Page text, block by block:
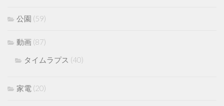
公園 (59)
動画 (87)
タイムラプス (40)
家電 (20)